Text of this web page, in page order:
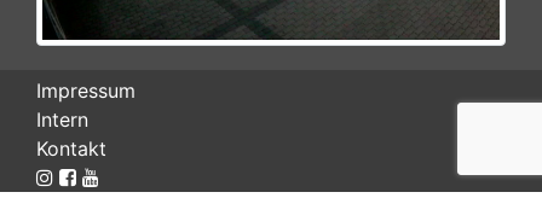
Impressum
Intern
Kontakt